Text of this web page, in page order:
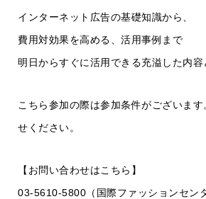
インターネット広告の基礎知識から、
費用対効果を高める、活用事例まで
明日からすぐに活用できる充溢した内容
こちら参加の際は参加条件がございま
せください。
【お問い合わせはこちら】
03-5610-5800（国際ファッションセン